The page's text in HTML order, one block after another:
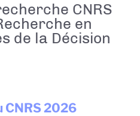
CNRS
en
de la Décision
CNRS2026